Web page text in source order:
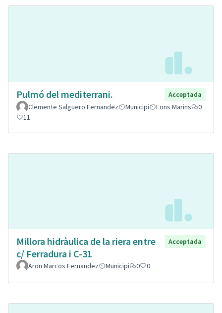
Pulmó del mediterrani.
Acceptada
Clemente Salguero Fernandez
Municipi Fons Marins
0
11
Millora hidràulica de la riera entre
c/ Ferradura i C-31
Acceptada
Aron Marcos Fernandez Municipi 0 0